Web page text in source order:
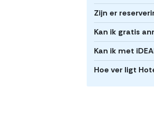
Zijn er
Kan ik gratis
Kan ik met
Hoe ver ligt